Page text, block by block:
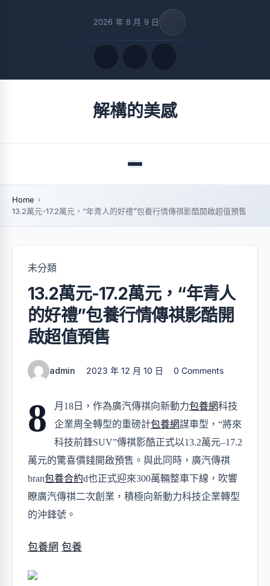
2026 年 8 月 9 日
解構的美感
Menu
Home
13.2萬元-17.2萬元，“年青人的好禮”包養行情傳祺影酷開啟超值預售
未分類
13.2萬元-17.2萬元，“年青人
的好禮”包養行情傳祺影酷開
啟超值預售
admin 2023 年 12 月 10 日 0 Comments
8 月18日，作為廣汽傳祺向新動力包養網科技
企業周全轉型的重磅計包養網謀車型 ， “將來
科技前鋒SUV”傳祺影酷正式以13.2萬元–17.2
萬元的驚喜價錢開啟預售。與此同時，廣汽傳祺
bran包養合約d也正式迎來300萬輛整車下線，吹響
瞭廣汽傳祺二次創業，積極向新動力科技企業轉型
的沖鋒號 。
包養網 包養